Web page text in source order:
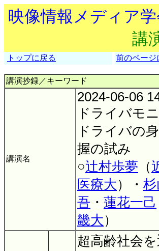
映像情報メディア
講
トップに戻る 前のページ
講演抄録／キーワード
講演名
2024-06-06
ドライバモ
ドライバの
握の試み
○辻村歩夢 （
医療大）・
吾 ・ 蓮花一己
畿大）
超高齢社会